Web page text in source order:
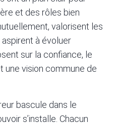
et des rôles bien
valorisent les
à évoluer
sur la confiance, le
une vision commune de
bascule dans le
s’installe. Chacun